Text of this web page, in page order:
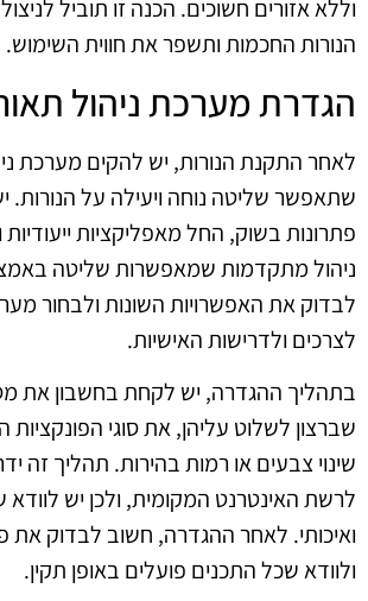
וללא אזורים חשוכים. הכנה זו תוביל
הנורות החכמות ותשפר את חווית השימוש.
הגדרת מערכת ניהול
לאחר התקנת הנורות, יש להקים מערכת
שתאפשר שליטה נוחה ויעילה על הנורות.
פתרונות בשוק, החל מאפליקציות
ניהול מתקדמות שמאפשרות שליטה
לבדוק את האפשרויות השונות ולבחור
לצרכים ולדרישות האישיות.
בתהליך ההגדרה, יש לקחת בחשבון את
שברצון לשלוט עליהן, את סוגי הפונקציות
שינוי צבעים או רמות בהירות. תהליך זה
לרשת האינטרנט המקומית, ולכן יש לוודא
ואיכותי. לאחר ההגדרה, חשוב לבדוק
ולוודא שכל התכנים פועלים באופן תקין.